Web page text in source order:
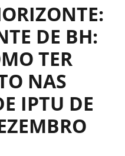
DE BH:
TER
NAS
IPTU DE